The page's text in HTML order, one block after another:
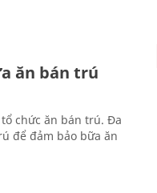
ăn bán trú
chức ăn bán trú. Đa
để đảm bảo bữa ăn